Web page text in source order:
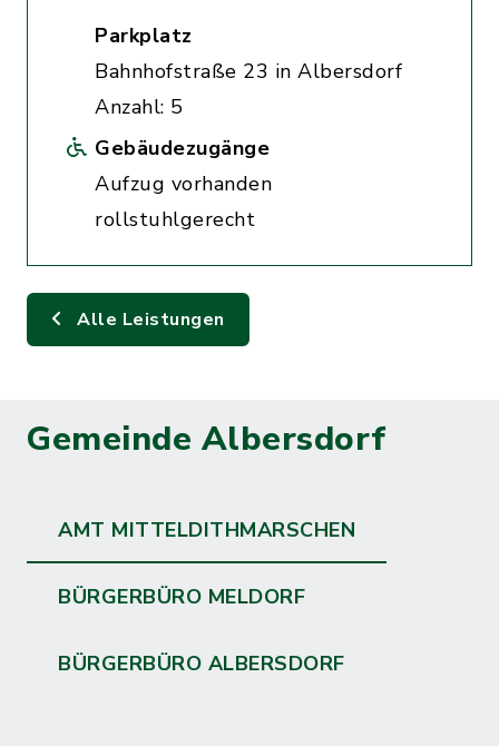
Parkplatz
Bahnhofstraße 23 in Albersdorf
Anzahl: 5
Gebäudezugänge
Aufzug vorhanden
rollstuhlgerecht
Alle Leistungen
Gemeinde Albersdorf
AMT MITTELDITHMARSCHEN
BÜRGERBÜRO MELDORF
BÜRGERBÜRO ALBERSDORF